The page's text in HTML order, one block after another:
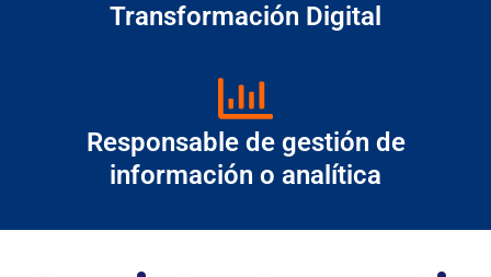
Transformación Digital
Responsable de gestión de
información o analítica